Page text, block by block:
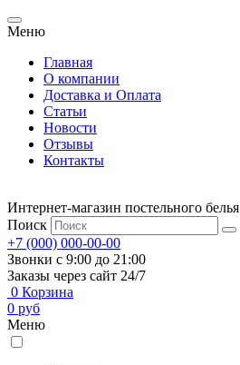
Меню
Главная
О компании
Доставка и Оплата
Статьи
Новости
Отзывы
Контакты
Интернет-магазин постельного белья
Поиск
+7 (000) 000-00-00
Звонки с 9:00 до 21:00
Заказы через сайт 24/7
0 Корзина
0 руб
Меню